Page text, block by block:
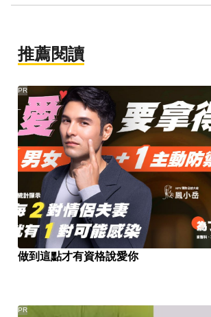
推薦閱讀
做到這點才有資格說愛你
PR
PR